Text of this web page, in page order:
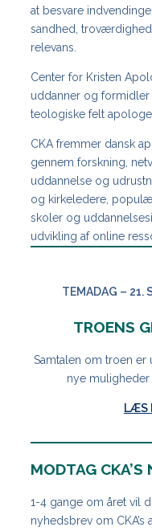
at besvare
sandhed,
relevans.
Center for Kristen
uddanner og
teologiske felt
CKA fremmer dansk
gennem forskning,
uddannelse og
og kirkeledere,
skoler og
udvikling af online
TEMADAG – 21.
TROENS
Samtalen om troen er
nye muligheder
LÆS
MODTAG CKA’S
1-4 gange om året vil
nyhedsbrev om